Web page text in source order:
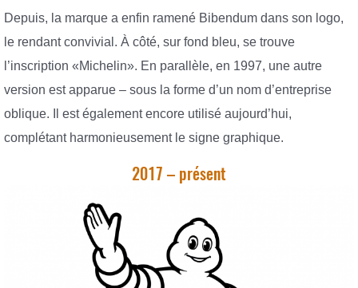
Depuis, la marque a enfin ramené Bibendum dans son logo,
le rendant convivial. À côté, sur fond bleu, se trouve
l’inscription «Michelin». En parallèle, en 1997, une autre
version est apparue – sous la forme d’un nom d’entreprise
oblique. Il est également encore utilisé aujourd’hui,
complétant harmonieusement le signe graphique.
2017 – présent